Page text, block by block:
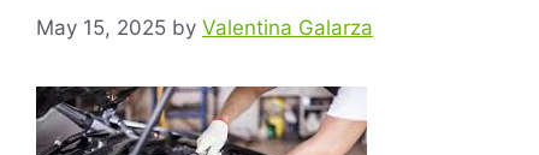
May 15, 2025 by Valentina Galarza